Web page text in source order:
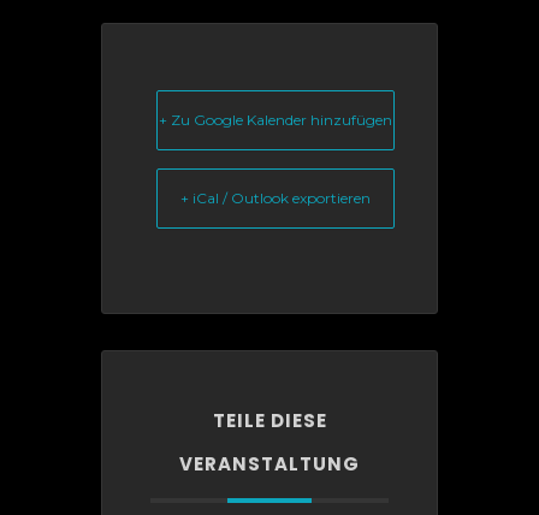
+ Zu Google Kalender hinzufügen
+ iCal / Outlook exportieren
TEILE DIESE
VERANSTALTUNG